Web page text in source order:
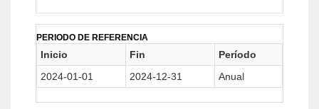
PERIODO DE REFERENCIA
Inicio Fin
Período
2024-01-01
2024-12-31 Anual